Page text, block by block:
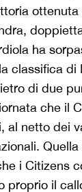
ha
classifica di
di due
che il
al netto dei
Quella
i Citizens
proprio il